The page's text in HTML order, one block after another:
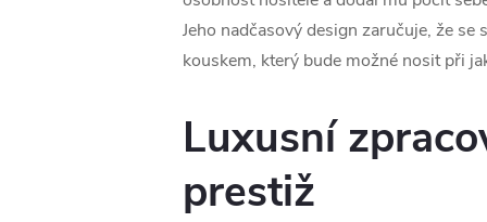
Jeho nadčasový design zaručuje, že se
kouskem, který bude možné nosit při
Luxusní
prestiž